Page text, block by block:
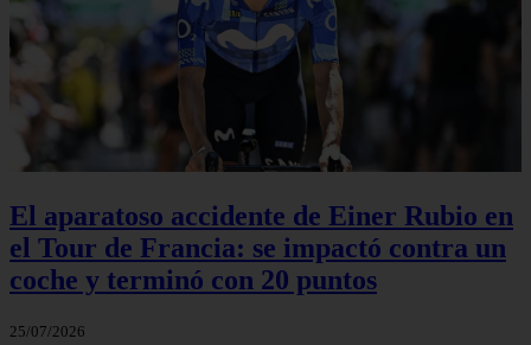
El aparatoso accidente de Einer Rubio en
el Tour de Francia: se impactó contra un
coche y terminó con 20 puntos
25/07/2026